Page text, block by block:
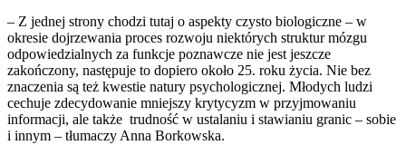
– Z jednej strony chodzi tutaj o aspekty czysto biologiczne – w
okresie dojrzewania proces rozwoju niektórych struktur mózgu
odpowiedzialnych za funkcje poznawcze nie jest jeszcze
zakończony, następuje to dopiero około 25. roku życia. Nie bez
znaczenia są też kwestie natury psychologicznej. Młodych ludzi
cechuje zdecydowanie mniejszy krytycyzm w przyjmowaniu
informacji, ale także trudność w ustalaniu i stawianiu granic – sobie
i innym – tłumaczy Anna Borkowska.